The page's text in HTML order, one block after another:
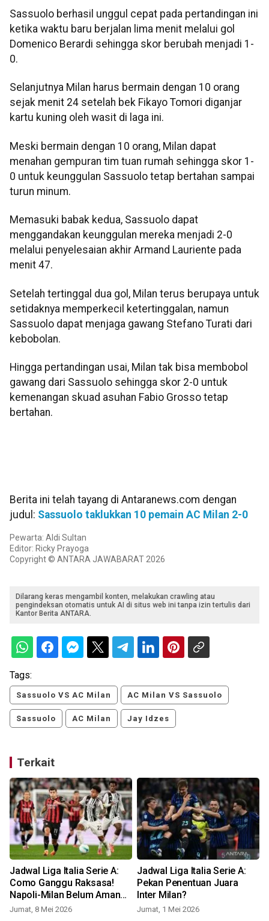
Sassuolo berhasil unggul cepat pada pertandingan ini
ketika waktu baru berjalan lima menit melalui gol
Domenico Berardi sehingga skor berubah menjadi 1-
0.
Selanjutnya Milan harus bermain dengan 10 orang
sejak menit 24 setelah bek Fikayo Tomori diganjar
kartu kuning oleh wasit di laga ini.
Meski bermain dengan 10 orang, Milan dapat
menahan gempuran tim tuan rumah sehingga skor 1-
0 untuk keunggulan Sassuolo tetap bertahan sampai
turun minum.
Memasuki babak kedua, Sassuolo dapat
menggandakan keunggulan mereka menjadi 2-0
melalui penyelesaian akhir Armand Lauriente pada
menit 47.
Setelah tertinggal dua gol, Milan terus berupaya untuk
setidaknya memperkecil ketertinggalan, namun
Sassuolo dapat menjaga gawang Stefano Turati dari
kebobolan.
Hingga pertandingan usai, Milan tak bisa membobol
gawang dari Sassuolo sehingga skor 2-0 untuk
kemenangan skuad asuhan Fabio Grosso tetap
bertahan.
Berita ini telah tayang di Antaranews.com dengan
judul: Sassuolo taklukkan 10 pemain AC Milan 2-0
Pewarta: Aldi Sultan
Editor: Ricky Prayoga
Copyright © ANTARA JAWABARAT 2026
Dilarang keras mengambil konten, melakukan crawling atau
pengindeksan otomatis untuk AI di situs web ini tanpa izin tertulis dari
Kantor Berita ANTARA.
Tags:
Sassuolo VS AC Milan AC Milan VS Sassuolo
Sassuolo AC Milan Jay Idzes
Terkait
Jadwal Liga Italia Serie A:
Como Ganggu Raksasa!
Napoli-Milan Belum Aman
ke Liga Champions
Jumat, 8 Mei 2026
Jadwal Liga Italia Serie A:
Pekan Penentuan Juara
Inter Milan?
Jumat, 1 Mei 2026